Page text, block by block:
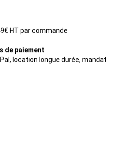
HT par commande
de paiement
location longue durée, mandat